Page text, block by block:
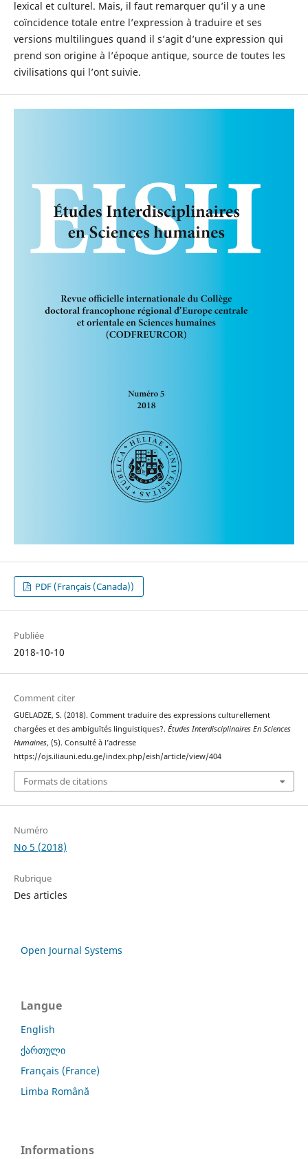
lexical et culturel. Mais, il faut remarquer qu’il y a une
coïncidence totale entre l’expression à traduire et ses
versions multilingues quand il s’agit d’une expression qui
prend son origine à l’époque antique, source de toutes les
civilisations qui l’ont suivie.
PDF (Français (Canada))
Publiée
2018-10-10
Comment citer
GUELADZE, S. (2018). Comment traduire des expressions culturellement
chargées et des ambiguïtés linguistiques?. Études Interdisciplinaires En Sciences
Humaines, (5). Consulté à l’adresse
https://ojs.iliauni.edu.ge/index.php/eish/article/view/404
Formats de citations
Numéro
No 5 (2018)
Rubrique
Des articles
Open Journal Systems
Langue
English
ქართული
Français (France)
Limba Română
Informations